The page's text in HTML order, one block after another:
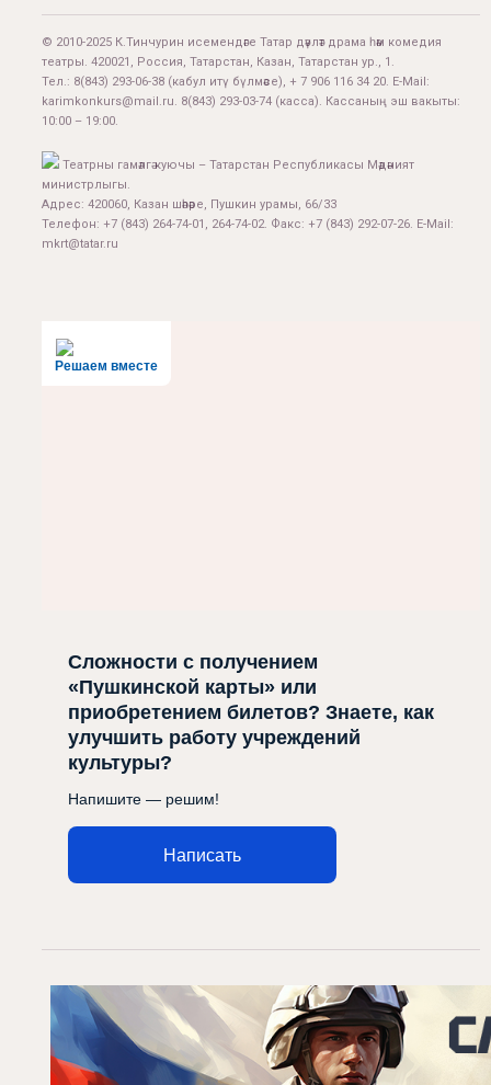
© 2010-2025 К.Тинчурин исемендәге Татар дәүләт драма һәм комедия
театры. 420021, Россия, Татарстан, Казан, Татарстан ур., 1.
Тел.: 8(843) 293-06-38 (кабул итү бүлмәсе), + 7 906 116 34 20. E-Mail:
karimkonkurs@mail.ru. 8(843) 293-03-74 (касса). Кассаның эш вакыты:
10:00 – 19:00.
Театрны гамәлгә куючы – Татарстан Республикасы Мәдәният
министрлыгы.
Адрес: 420060, Казан шәһәре, Пушкин урамы, 66/33
Телефон: +7 (843) 264-74-01, 264-74-02. Факс: +7 (843) 292-07-26. E-Mail:
mkrt@tatar.ru
Решаем вместе
Сложности с получением
«Пушкинской карты» или
приобретением билетов? Знаете, как
улучшить работу учреждений
культуры?
Напишите — решим!
Написать